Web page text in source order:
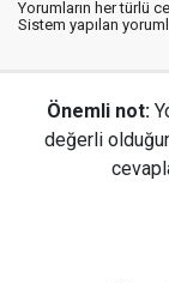
Yorumların her türlü
Sistem yapılan
Önemli not:
değerli